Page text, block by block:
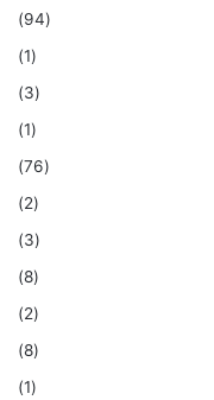
(94)
(1)
(3)
(1)
(76)
(2)
(3)
(8)
(2)
(8)
(1)